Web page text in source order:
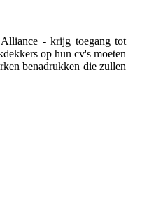
- krijg toegang tot
op hun cv's moeten
benadrukken die zullen